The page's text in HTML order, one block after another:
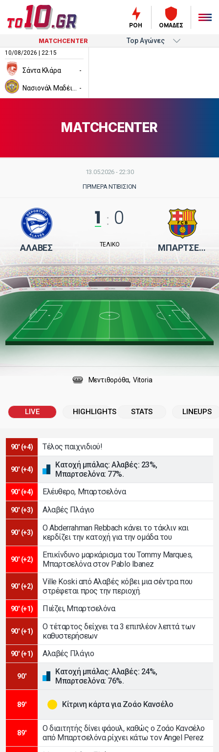
ΡΟΗ ΟΜΑΔΕΣ
MATCHCENTER
10/08/2026 | 22:15
Σάντα Κλάρα -
-
MATCHCENTER
13.05.2026 - 22:30
ΠΡΙΜΈΡΑ ΝΤΙΒΙΣΙΌΝ
ΑΛΑΒΈΣ
1 : 0
ΤΕΛΙΚΌ ΜΠΑΡΤΣΕΛΌΝΑ
Μεντιθορόθα Vitoria
LIVE HIGHLIGHTS STATS LINEUPS
90' (+4) Τέλος παιχνιδιού!
90' (+4)
Κατοχή μπάλας: Αλαβές: 23%,
Μπαρτσελόνα: 77%.
90' (+4) Ελέυθερο, Μπαρτσελόνα
90' (+3) Αλαβές Πλάγιο
90' (+3)
Ο Abderrahman Rebbach κάνει το τάκλιν και
κερδίζει την κατοχή για την ομάδα του
90' (+2)
Επικίνδυνο μαρκάρισμα του Tommy Marques,
Μπαρτσελόνα στον Pablo Ibanez
90' (+2)
Ville Koski από Αλαβές κόβει μια σέντρα που
στρέφεται προς την περιοχή.
90' (+1) Πιέζει, Μπαρτσελόνα
90' (+1)
Ο τέταρτος δείχνει τα 3 επιπλέον λεπτά των
καθυστερήσεων
90' (+1) Αλαβές Πλάγιο
90'
Κατοχή μπάλας: Αλαβές: 24%,
Μπαρτσελόνα: 76%.
89' Κίτρινη κάρτα για Ζοάο Κανσέλο
89'
Ο διαιτητής δίνει φάουλ, καθώς ο Ζοάο Κανσέλο
από Μπαρτσελόνα ρίχνει κάτω τον Angel Perez